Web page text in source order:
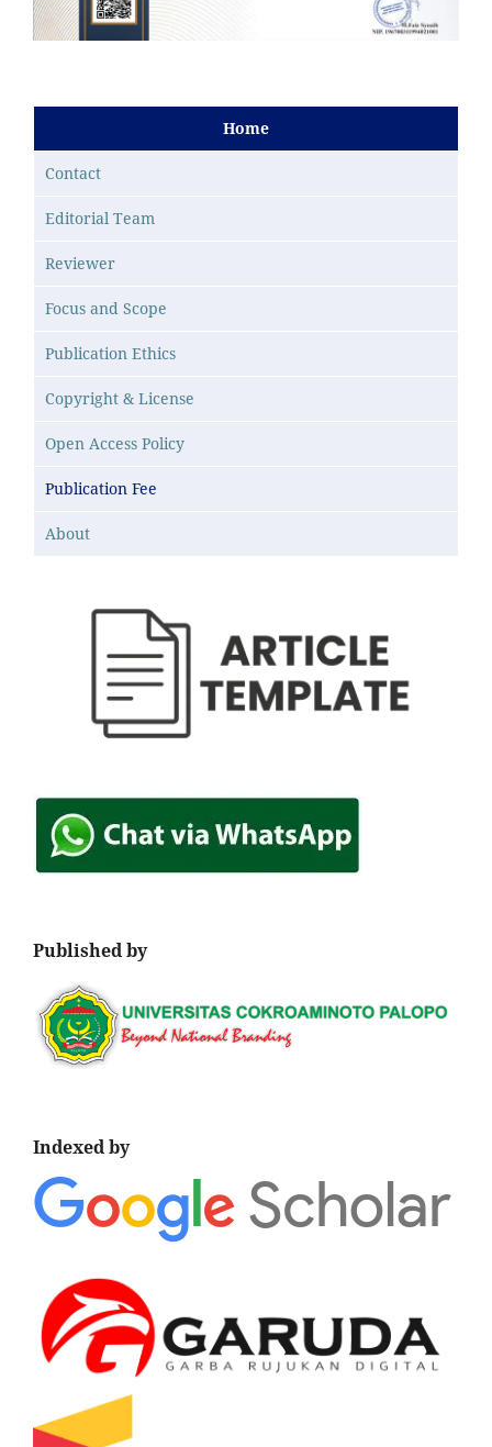
Home
Contact
Editorial Team
Reviewer
Focus and Scope
Publication Ethics
Copyright & License
Open Access Policy
Publication Fee
About
Published by
Indexed by